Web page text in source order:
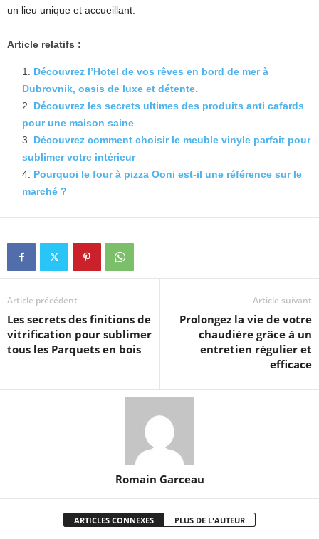
un lieu unique et accueillant.
Article relatifs :
Découvrez l’Hotel de vos rêves en bord de mer à
Dubrovnik, oasis de luxe et détente.
Découvrez les secrets ultimes des produits anti cafards
pour une maison saine
Découvrez comment choisir le meuble vinyle parfait pour
sublimer votre intérieur
Pourquoi le four à pizza Ooni est-il une référence sur le
marché ?
Article précédent
Les secrets des finitions de
vitrification pour sublimer
tous les Parquets en bois
Article suivant
Prolongez la vie de votre
chaudière grâce à un
entretien régulier et
efficace
Romain Garceau
ARTICLES CONNEXES PLUS DE L'AUTEUR